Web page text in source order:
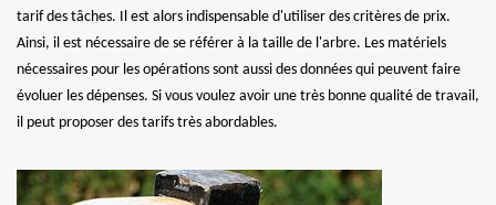
tarif des tâches. Il est alors indispensable d'utiliser des critères de prix.
Ainsi, il est nécessaire de se référer à la taille de l'arbre. Les matériels
nécessaires pour les opérations sont aussi des données qui peuvent faire
évoluer les dépenses. Si vous voulez avoir une très bonne qualité de travail,
il peut proposer des tarifs très abordables.